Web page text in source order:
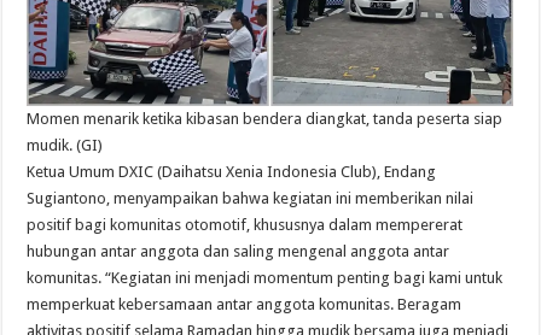
Momen menarik ketika kibasan bendera diangkat, tanda peserta siap
mudik. (GI)
Ketua Umum DXIC (Daihatsu Xenia Indonesia Club), Endang
Sugiantono, menyampaikan bahwa kegiatan ini memberikan nilai
positif bagi komunitas otomotif, khususnya dalam mempererat
hubungan antar anggota dan saling mengenal anggota antar
komunitas. “Kegiatan ini menjadi momentum penting bagi kami untuk
memperkuat kebersamaan antar anggota komunitas. Beragam
aktivitas positif selama Ramadan hingga mudik bersama juga menjadi